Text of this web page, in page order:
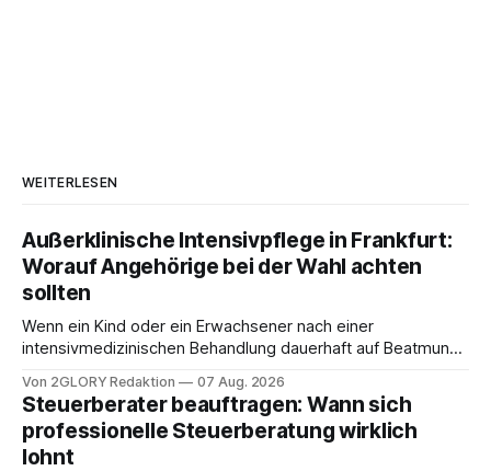
WEITERLESEN
Außerklinische Intensivpflege in Frankfurt:
Worauf Angehörige bei der Wahl achten
sollten
Wenn ein Kind oder ein Erwachsener nach einer
intensivmedizinischen Behandlung dauerhaft auf Beatmung
angewiesen ist, stellt sich für Familien eine schwierige
Frage: Muss die Versorgung dauerhaft in der Klinik bleiben –
oder ist ein Leben zu Hause möglich? Die außerklinische
Intensivpflege bietet genau diese Alternative: Sie
Von 2GLORY Redaktion 07 Aug. 2026
Steuerberater beauftragen: Wann sich
professionelle Steuerberatung wirklich
lohnt